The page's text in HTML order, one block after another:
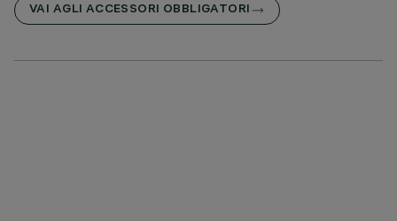
VAI AGLI ACCESSORI OBBLIGATORI